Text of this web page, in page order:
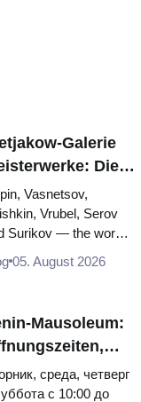
Galerie
Die
wegen
sich die Reise
Vasnetsov,
Vrubel, Serov
Surikov — the works
hang, and why
05. August 2026
Mausoleum:
und die
среда, четверг
с 10:00 до